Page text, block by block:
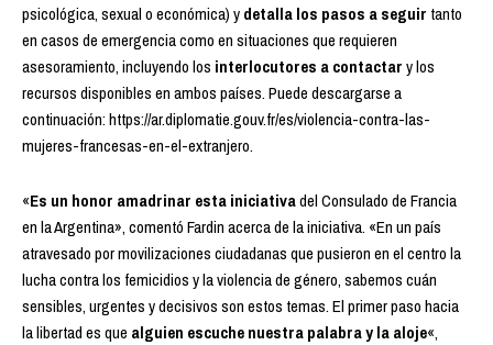
psicológica, sexual o económica) ydetalla los pasos a seguir tanto
en casos de emergencia como en situaciones que requieren
asesoramiento, incluyendo los interlocutores a contactary los
recursos disponibles en ambos países. Puede descargarse a
continuación: https://ar.diplomatie.gouv.fr/es/violencia-contra-las-
mujeres-francesas-en-el-extranjero.
«Es un honor amadrinar esta iniciativadel Consulado de Francia
en la Argentina», comentó Fardin acerca de la iniciativa. «En un país
atravesado por movilizaciones ciudadanas que pusieron en el centro la
lucha contra los femicidios y la violencia de género, sabemos cuán
sensibles, urgentes y decisivos son estos temas. El primer paso hacia
la libertad es que alguien escuche nuestra palabra y la aloje«,